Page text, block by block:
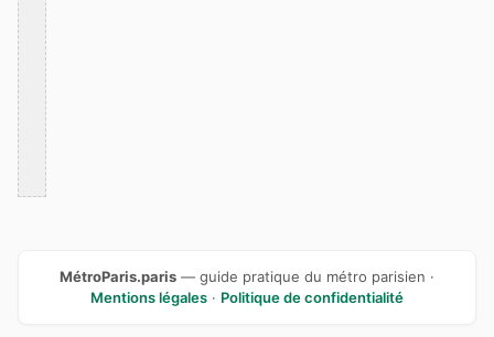
MétroParis.paris — guide pratique du métro parisien ·
Mentions légales · Politique de confidentialité